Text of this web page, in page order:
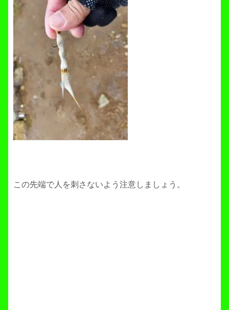
この先端で人を刺さないよう注意しましょう。